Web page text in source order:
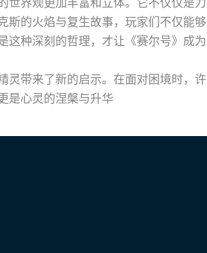
世界观更加丰富和立体。它不仅仅是力
斯的火焰与复生故事，玩家们不仅能够
这种深刻的哲理，才让《赛尔号》成为
灵带来了新的启示。在面对困境时，许
是心灵的涅槃与升华